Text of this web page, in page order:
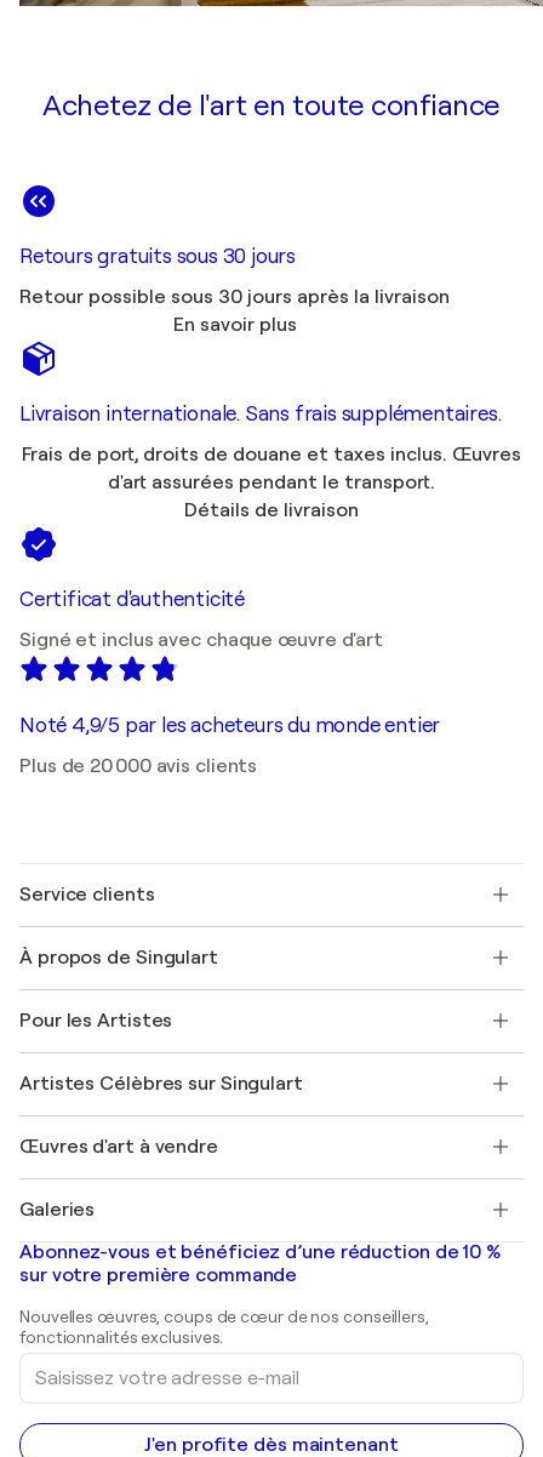
Achetez de l'art en toute confiance
Retours gratuits sous 30 jours
Retour possible sous 30 jours après la livraison
En savoir plus
Livraison internationale. Sans frais supplémentaires.
Frais de port, droits de douane et taxes inclus. Œuvres
d'art assurées pendant le transport.
Détails de livraison
Certificat d'authenticité
Signé et inclus avec chaque œuvre d'art
Noté 4,9/5 par les acheteurs du monde entier
Plus de 20 000 avis clients
Service clients
Expédition
Offrir une carte cadeau
Rejoignez notre programme commercial
Mon compte
+33 1 76 44 06 42
À propos de Singulart
FAQ
Magazine Singulart
Emplois
Découvrez une sélection d'art original
Pour les Artistes
Se connecter en tant qu'Artiste
Artistes Célèbres sur Singulart
Marc Chagall
Banksy
Mr. Brainwash
Shepard Fairey
Œuvres d'art à vendre
Tableaux abstraits à vendre
Peintures de paysage
Estampes
Peintures acryliques
Galeries
Galeries d'art en France
Galeries d'art en Belgique
Abonnez-vous et bénéficiez d’une réduction de 10 %
sur votre première commande
Nouvelles œuvres, coups de cœur de nos conseillers,
fonctionnalités exclusives.
Saisissez
votre
adresse
e-
mail
J'en profite dès maintenant